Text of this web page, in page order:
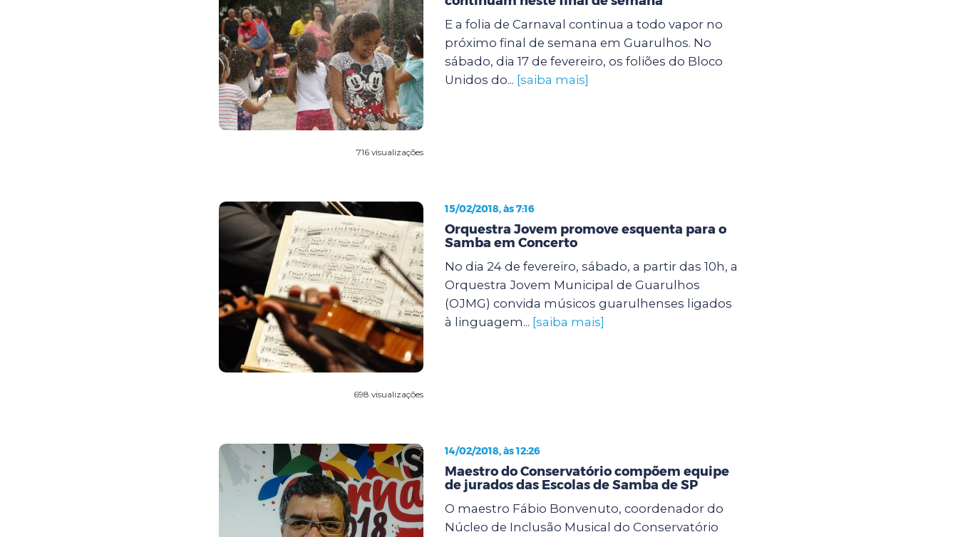
716 visualizações
E a folia de Carnaval continua a todo vapor no
próximo final de semana em Guarulhos. No
sábado, dia 17 de fevereiro, os foliões do Bloco
Unidos do... [saiba mais]
698 visualizações
15/02/2018, às 7:16
Orquestra Jovem promove esquenta para o
Samba em Concerto
No dia 24 de fevereiro, sábado, a partir das 10h, a
Orquestra Jovem Municipal de Guarulhos
(OJMG) convida músicos guarulhenses ligados
à linguagem... [saiba mais]
14/02/2018, às 12:26
Maestro do Conservatório compõem equipe
de jurados das Escolas de Samba de SP
O maestro Fábio Bonvenuto, coordenador do
Núcleo de Inclusão Musical do Conservatório